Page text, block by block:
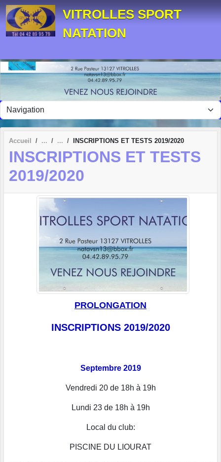
VITROLLES SPORT
NATATION
Accueil INSCRIPTIONS ET TESTS 2019/2020
INSCRIPTIONS ET TESTS
2019/2020
PROLONGATION
INSCRIPTIONS 2019/2020
Septembre 2019
Vendredi 20 de 18h à 19h
Lundi 23 de 18h à 19h
Local du club:
PISCINE DU LIOURAT
Panneau de gestion des cookies